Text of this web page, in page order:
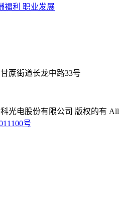
福利 职业发展
蔗街道长龙中路33号
光电股份有限公司 版权的有 All
号